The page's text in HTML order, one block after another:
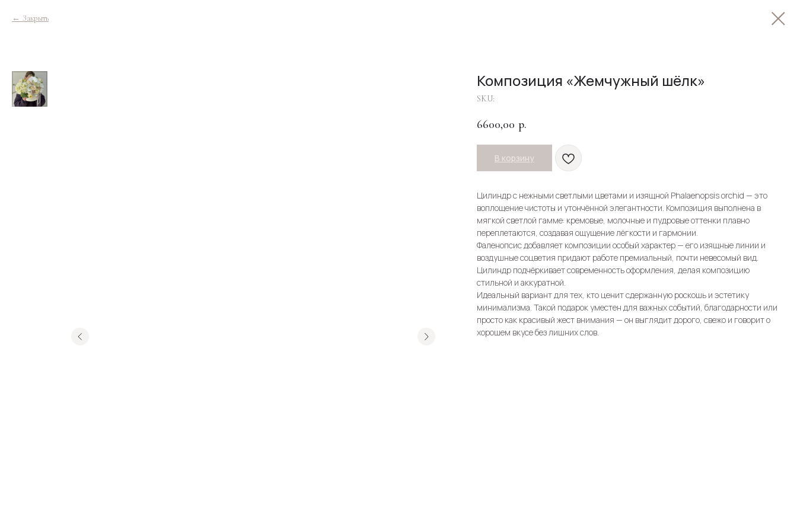
Закрыть
Композиция «Жемчужный шёлк»
SKU:
6600,00 р.
В корзину
Цилиндр с нежными светлыми цветами и изящной Phalaenopsis orchid — это
воплощение чистоты и утончённой элегантности. Композиция выполнена в
мягкой светлой гамме: кремовые, молочные и пудровые оттенки плавно
переплетаются, создавая ощущение лёгкости и гармонии.
Фаленопсис добавляет композиции особый характер — его изящные линии и
воздушные соцветия придают работе премиальный, почти невесомый вид.
Цилиндр подчёркивает современность оформления, делая композицию
стильной и аккуратной.
Идеальный вариант для тех, кто ценит сдержанную роскошь и эстетику
минимализма. Такой подарок уместен для важных событий, благодарности или
просто как красивый жест внимания — он выглядит дорого, свежо и говорит о
хорошем вкусе без лишних слов.